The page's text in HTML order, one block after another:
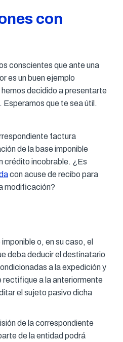
con
conscientes que ante una
es un buen ejemplo
decidido a presentarte
que te sea útil.
factura
de la base imponible
crédito incobrable. ¿Es
con acuse de recibo para
modificación?
o, en su caso, el
deba deducir el destinatario
a la expedición y
rectifique a la anteriormente
el sujeto pasivo dicha
de la correspondiente
de la entidad podrá